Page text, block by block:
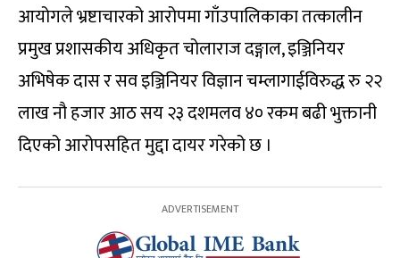
आयोगले भ्रष्टाचारको आरोपमा गाँउपालिकाका तत्कालीन
प्रमुख प्रशासकीय अधिकृत चोलाराज दङ्गाल, इञ्जिनियर
अभिषेक दास र सव इञ्जिनियर विज्ञान चम्लागाईविरुद्ध रु २२
लाख नौ हजार आठ सय २३ दशमलव ४० रकम बढी भुक्तानी
दिएको आरोपसहित मुद्दा दायर गरेको छ ।